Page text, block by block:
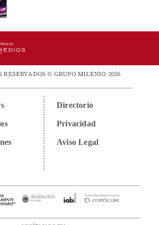
RESERVADOS © GRUPO MILENIO 2026
Directorio
Privacidad
Aviso Legal